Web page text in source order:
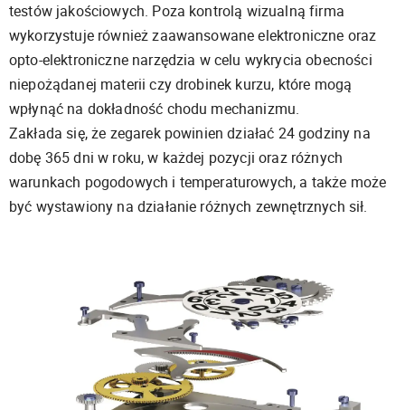
testów jakościowych. Poza kontrolą wizualną firma
wykorzystuje również zaawansowane elektroniczne oraz
opto-elektroniczne narzędzia w celu wykrycia obecności
niepożądanej materii czy drobinek kurzu, które mogą
wpłynąć na dokładność chodu mechanizmu.
Zakłada się, że zegarek powinien działać 24 godziny na
dobę 365 dni w roku, w każdej pozycji oraz różnych
warunkach pogodowych i temperaturowych, a także może
być wystawiony na działanie różnych zewnętrznych sił.